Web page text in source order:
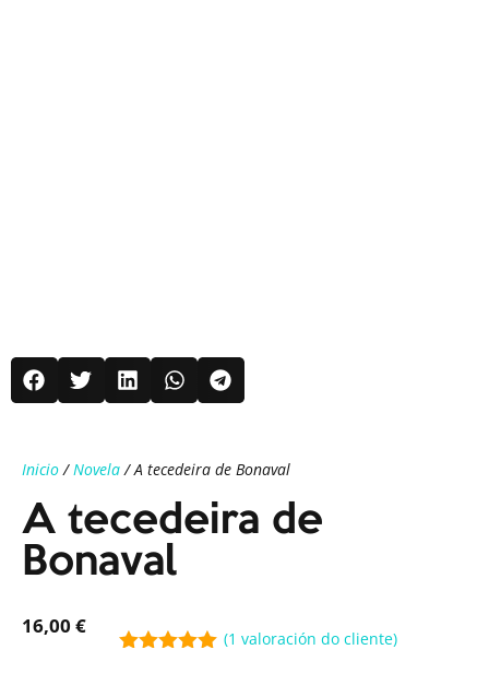
Inicio/Novela/ A tecedeira de Bonaval
A tecedeira de
Bonaval
16,00 €
(1 valoración do cliente)